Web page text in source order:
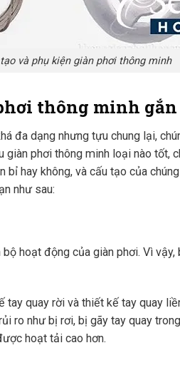
và phụ kiện giàn phơi thông minh
thông minh
đa dạng nhưng tựu chung lại,
giàn phơi thông minh loại nào tốt,
hay không, và cấu tạo của
như sau:
hoạt động của giàn phơi. Vì
quay rời và thiết kế tay quay
ro như bị rơi, bị gãy tay quay
hoạt tải cao hơn.